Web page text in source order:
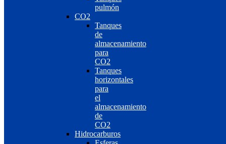
pulmón
CO2
Tanques
de
almacenamiento
para
CO2
Tanques
horizontales
para
el
almacenamiento
de
CO2
Hidrocarburos